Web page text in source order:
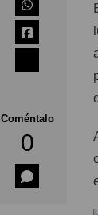
Coméntalo
0